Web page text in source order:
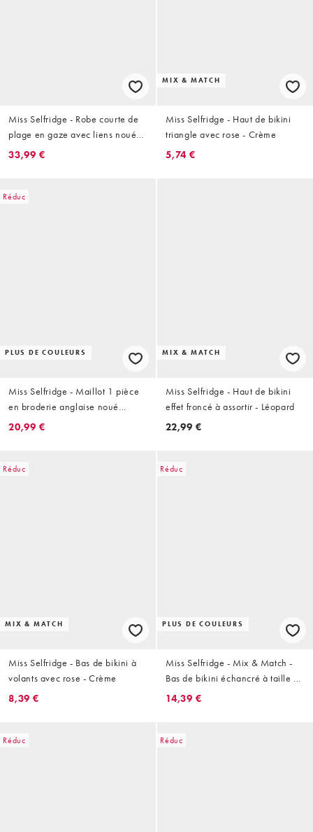
Miss Selfridge - Robe courte de
plage en gaze avec liens noués
sur les côtés - Naturel
33,99 €
MIX & MATCH
Miss Selfridge - Haut de bikini
triangle avec rose - Crème
5,74 €
Réduc
PLUS DE COULEURS
Miss Selfridge - Maillot 1 pièce
en broderie anglaise noué
devant style corset - Crème
20,99 €
MIX & MATCH
Miss Selfridge - Haut de bikini
effet froncé à assortir - Léopard
22,99 €
Réduc
MIX & MATCH
Miss Selfridge - Bas de bikini à
volants avec rose - Crème
8,39 €
Réduc
PLUS DE COULEURS
Miss Selfridge - Mix & Match -
Bas de bikini échancré à taille en
V sur le devant - Rouge
14,39 €
Réduc Réduc